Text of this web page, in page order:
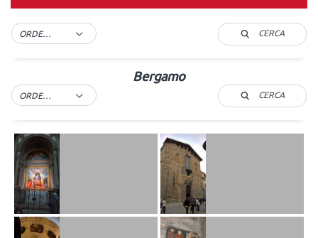
ORDER BY DEFAULT CERCA
Bergamo
ORDER BY DEFAULT CERCA